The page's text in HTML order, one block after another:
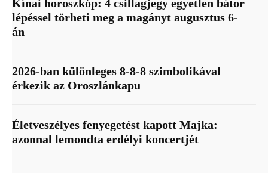
Kínai horoszkóp: 4 csillagjegy egyetlen bátor
lépéssel törheti meg a magányt augusztus 6-
án
2026-ban különleges 8-8-8 szimbolikával
érkezik az Oroszlánkapu
Életveszélyes fenyegetést kapott Majka:
azonnal lemondta erdélyi koncertjét